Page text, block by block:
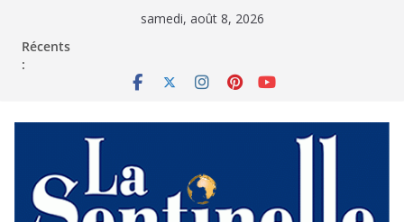
samedi, août 8, 2026
Récents
: